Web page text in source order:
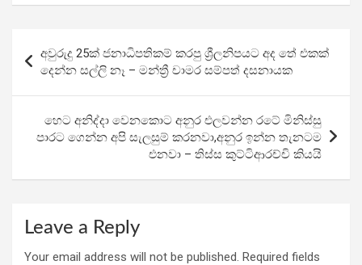
ce
b
o
o
k
tt
er
at
s
A
p
p
e
gr
a
m
ar
navigation
අවුරුදු 25ක් ජනාධිපතිකම් කරපු ශ්‍රීලනිපයට අද තේ එකක්
දෙන්න සල්ලි නෑ – මන්ත්‍රී චාමර සම්පත් දසනායක
හෙට අනිද්දා වෙනකොට අනුර එලවන්න රටේ මිනිස්සු
පාරට ගෙන්න අපි සැලසුම් කරනවා,අනුර ඉන්න තැනටම
එනවා – තිස්ස කුට්ටිආරච්චි කියයි
Leave a Reply
Your email address will not be published. Required fields